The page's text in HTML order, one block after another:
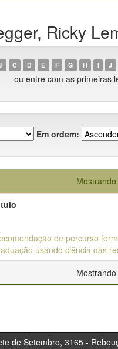
Ricky
C D E F G H I J
ou entre com as primeiras
Em ordem:
de percurso
usando ciência das
3165 -